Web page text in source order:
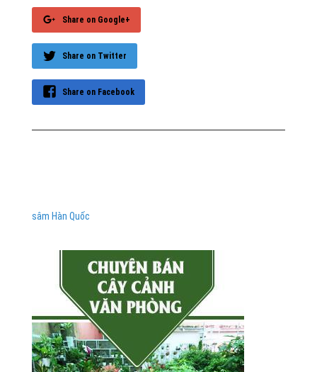
Share on Google+
Share on Twitter
Share on Facebook
sâm Hàn Quốc